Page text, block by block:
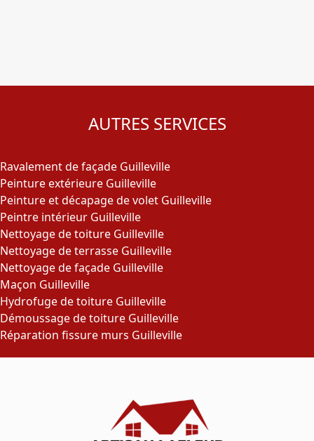
AUTRES SERVICES
Ravalement de façade Guilleville
Peinture extérieure Guilleville
Peinture et décapage de volet Guilleville
Peintre intérieur Guilleville
Nettoyage de toiture Guilleville
Nettoyage de terrasse Guilleville
Nettoyage de façade Guilleville
Maçon Guilleville
Hydrofuge de toiture Guilleville
Démoussage de toiture Guilleville
Réparation fissure murs Guilleville